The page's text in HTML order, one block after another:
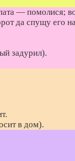
— помолися;
да спущу его
задурил).
в дом).